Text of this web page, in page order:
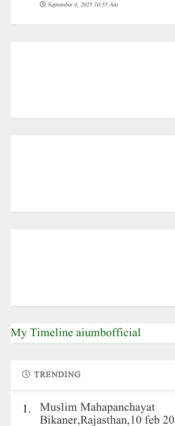
September 4, 2025 10:55 Am
My Timeline aiumbofficial
TRENDING
1. Muslim Mahapanchayat
Bikaner,Rajasthan,10 feb